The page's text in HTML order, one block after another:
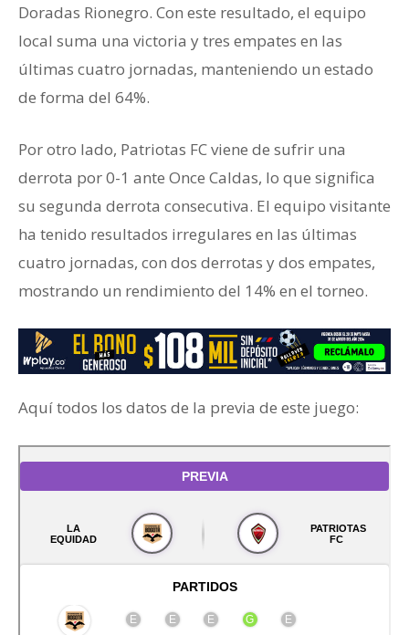
Doradas Rionegro. Con este resultado, el equipo
local suma una victoria y tres empates en las
últimas cuatro jornadas, manteniendo un estado
de forma del 64%.
Por otro lado, Patriotas FC viene de sufrir una
derrota por 0-1 ante Once Caldas, lo que significa
su segunda derrota consecutiva. El equipo visitante
ha tenido resultados irregulares en las últimas
cuatro jornadas, con dos derrotas y dos empates,
mostrando un rendimiento del 14% en el torneo.
Aquí todos los datos de la previa de este juego: